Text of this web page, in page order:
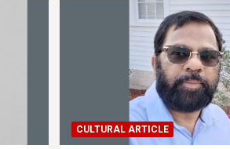
CULTURAL ARTICLE